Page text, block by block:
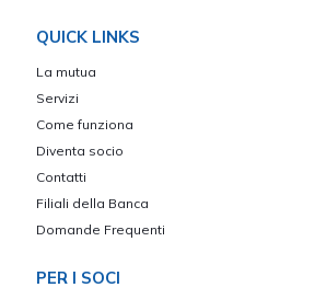
QUICK LINKS
La mutua
Servizi
Come funziona
Diventa socio
Contatti
Filiali della Banca
Domande Frequenti
PER I SOCI